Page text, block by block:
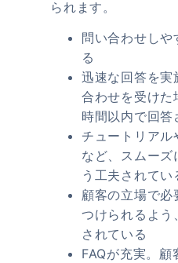
られます。
問い合わせしや
る
迅速な回答を実
合わせを受け
時間以内で回答
チュートリアル
など、スムーズ
う工夫されてい
顧客の立場で必
つけられるよう
されている
FAQが充実。顧